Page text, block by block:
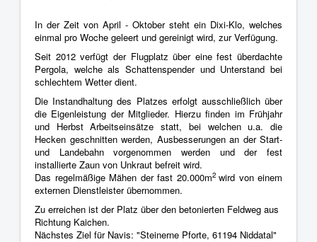
In der Zeit von April - Oktober steht ein Dixi-Klo, welches
einmal pro Woche geleert und gereinigt wird, zur Verfügung.
Seit 2012 verfügt der Flugplatz über eine fest überdachte
Pergola, welche als Schattenspender und Unterstand bei
schlechtem Wetter dient.
Die Instandhaltung des Platzes erfolgt ausschließlich über
die Eigenleistung der Mitglieder. Hierzu finden im Frühjahr
und Herbst Arbeitseinsätze statt, bei welchen u.a. die
Hecken geschnitten werden, Ausbesserungen an der Start-
und Landebahn vorgenommen werden und der fest
installierte Zaun von Unkraut befreit wird.
Das regelmäßige Mähen der fast 20.000m2 wird von einem
externen Dienstleister übernommen.
Zu erreichen ist der Platz über den betonierten Feldweg aus
Richtung Kaichen.
Nächstes Ziel für Navis: "Steinerne Pforte, 61194 Niddatal"